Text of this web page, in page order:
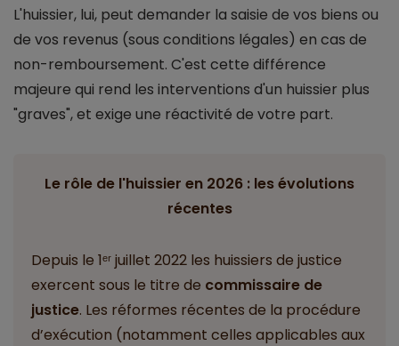
L'huissier, lui, peut demander la saisie de vos biens ou
de vos revenus (sous conditions légales) en cas de
non-remboursement. C'est cette différence
majeure qui rend les interventions d'un huissier plus
"graves", et exige une réactivité de votre part.
Le rôle de l'huissier en 2026 : les évolutions
récentes
Depuis le 1ᵉʳ juillet 2022 les huissiers de justice
exercent sous le titre de commissaire de
justice. Les réformes récentes de la procédure
d’exécution (notamment celles applicables aux